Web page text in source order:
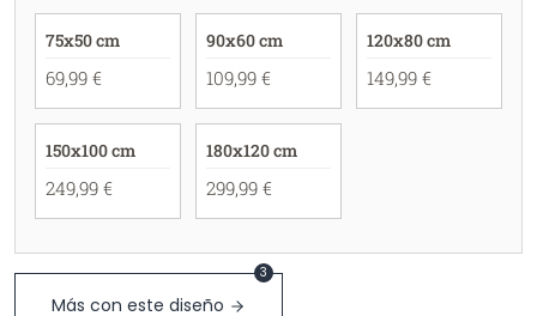
75x50 cm
69,99 €
90x60 cm
109,99 €
120x80 cm
149,99 €
150x100 cm
249,99 €
180x120 cm
299,99 €
Más con este diseño
3